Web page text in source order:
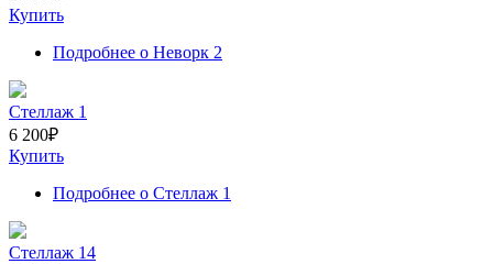
Купить
Подробнее о Неворк 2
Стеллаж 1
6 200₽
Купить
Подробнее о Стеллаж 1
Стеллаж 14